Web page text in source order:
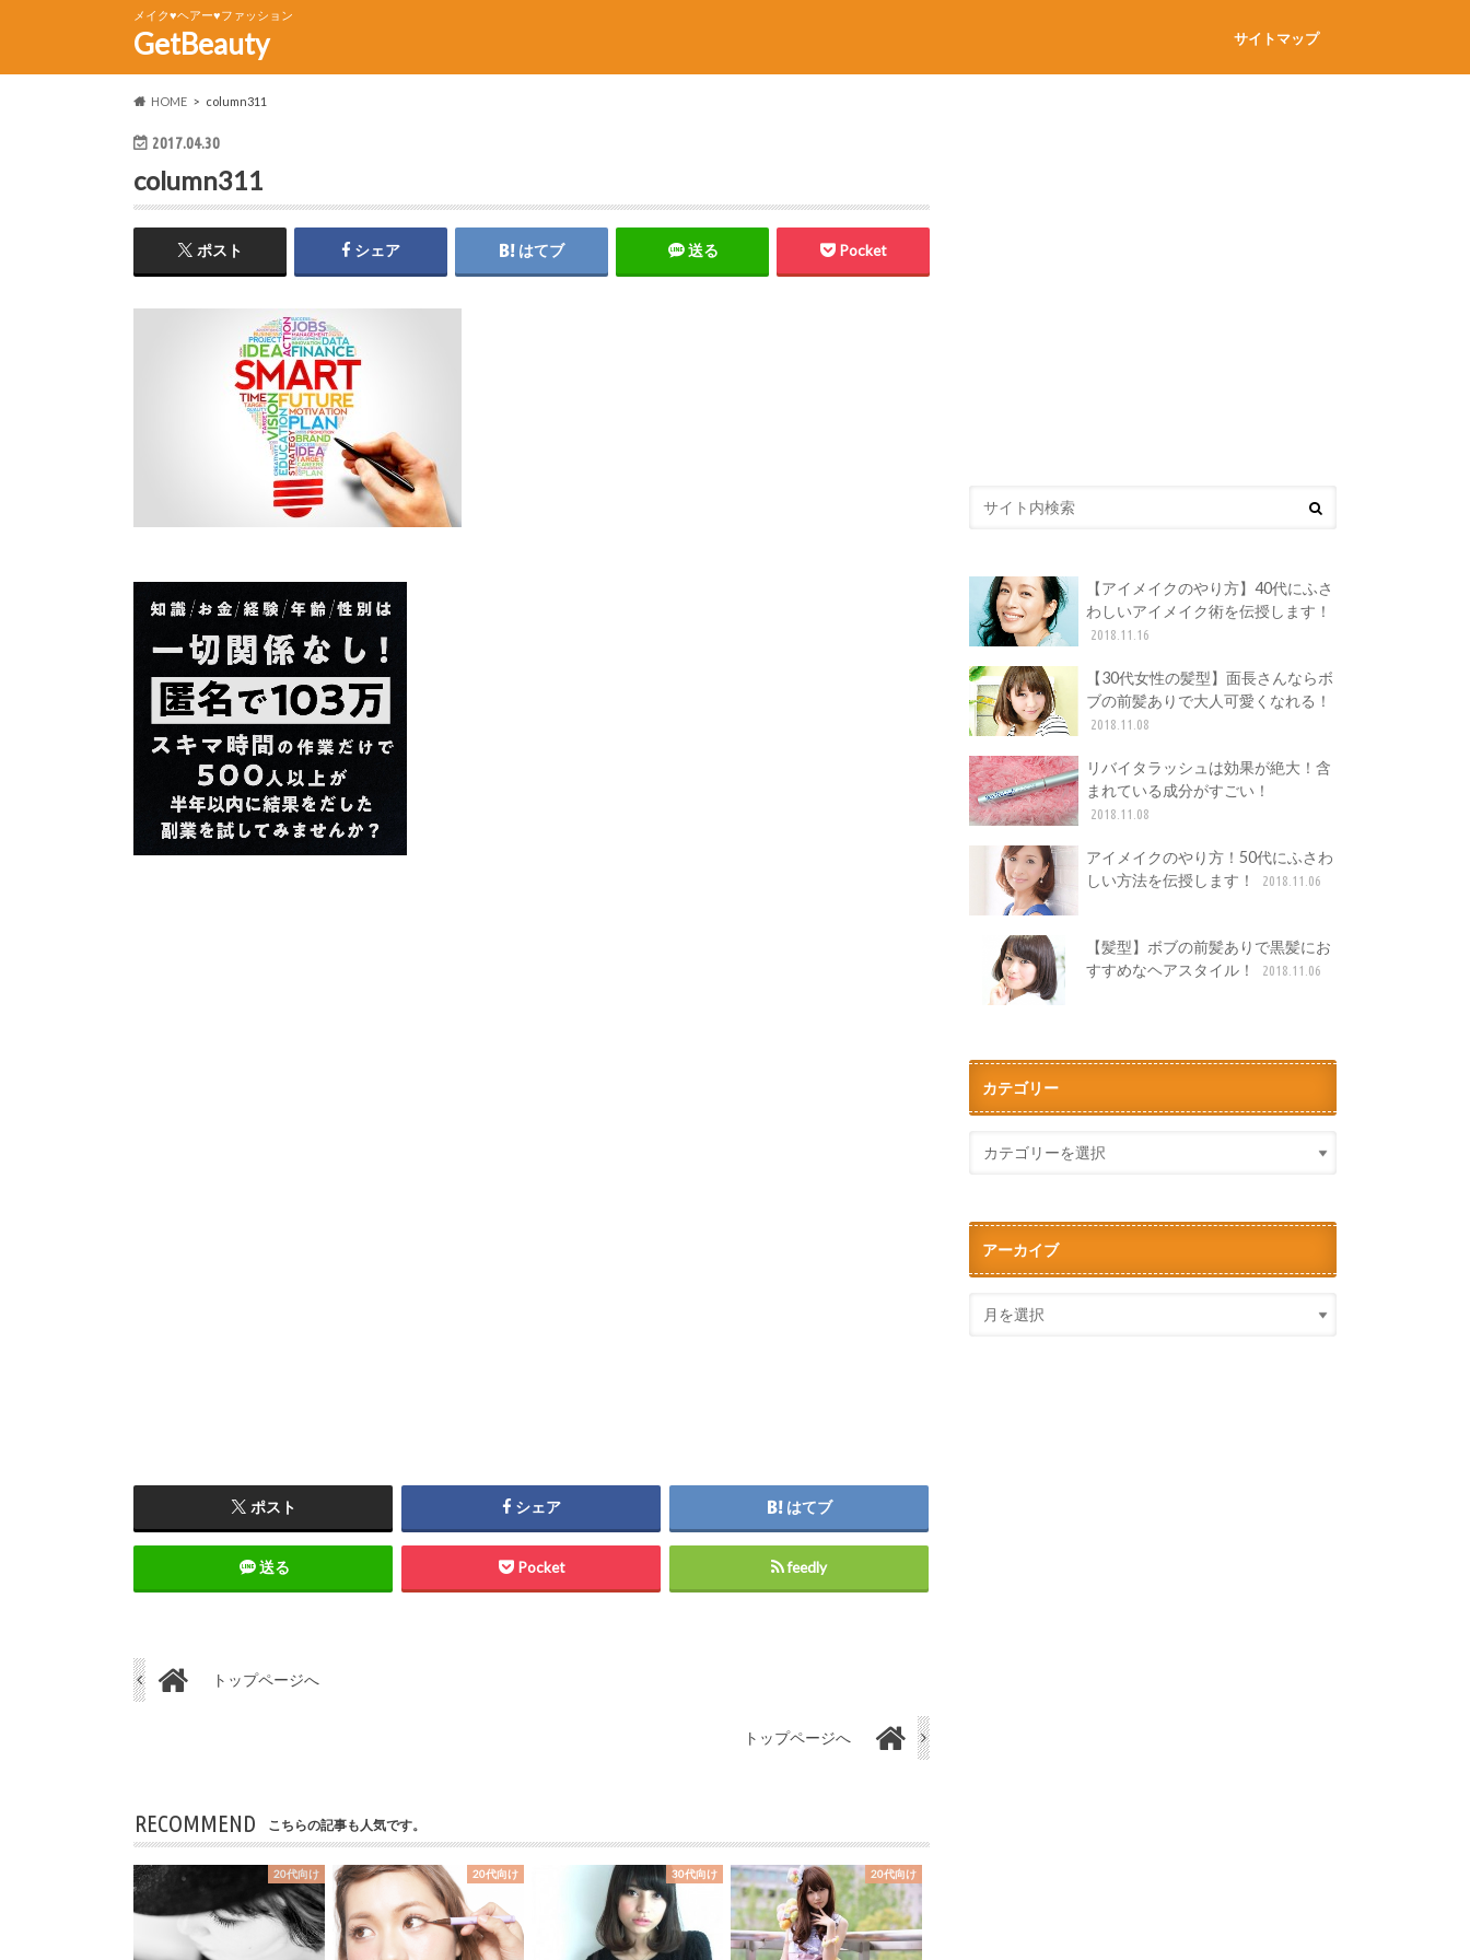
メイク♥ヘアー♥ファッション
GetBeauty サイトマップ
HOME column311
2017.04.30
column311
ポスト シェア はてブ 送る Pocket
ポスト シェア はてブ
送る Pocket feedly
トップページへ
トップページへ
RECOMMEND こちらの記事も人気です。
20代向け 20代向け 30代向け 20代向け
【アイメイクのやり方】40代にふさ
わしいアイメイク術を伝授します！
2018.11.16
【30代女性の髪型】面長さんならボ
ブの前髪ありで大人可愛くなれる！
2018.11.08
リバイタラッシュは効果が絶大！含
まれている成分がすごい！
2018.11.08
アイメイクのやり方！50代にふさわ
しい方法を伝授します！
2018.11.06
【髪型】ボブの前髪ありで黒髪にお
すすめなヘアスタイル！
2018.11.06
カテゴリー
アーカイブ